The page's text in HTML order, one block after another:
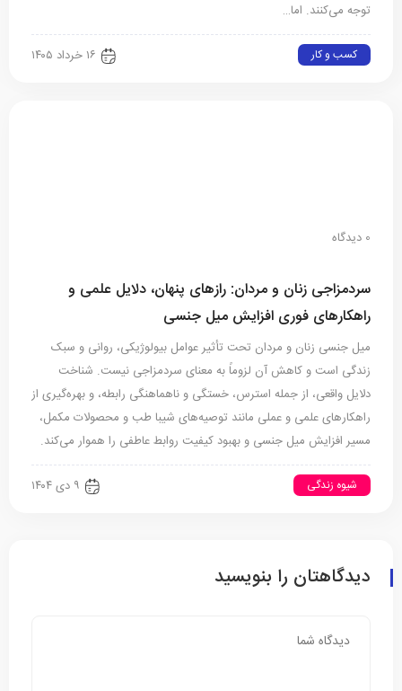
توجه می‌کنند⁠.‏ اما…
کسب و کار ۱۶ خرداد ۱۴۰۵
0 دیدگاه
سردمزاجی زنان و مردان: رازهای پنهان، دلایل علمی و
راهکارهای فوری افزایش میل جنسی
میل جنسی زنان و مردان تحت تأثیر عوامل بیولوژیکی، روانی و سبک
زندگی است و کاهش آن لزوماً به معنای سردمزاجی نیست. شناخت
دلایل واقعی، از جمله استرس، خستگی و ناهماهنگی رابطه، و بهره‌گیری از
راهکارهای علمی و عملی مانند توصیه‌های شیبا طب و محصولات مکمل،
مسیر افزایش میل جنسی و بهبود کیفیت روابط عاطفی را هموار می‌کند.
شیوه زندگی ۹ دی ۱۴۰۴
دیدگاهتان را بنویسید